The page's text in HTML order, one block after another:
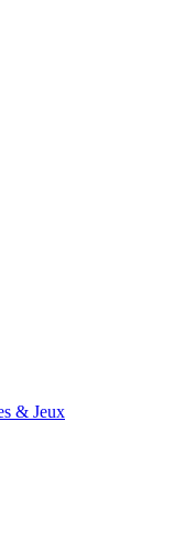
& Jeux